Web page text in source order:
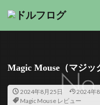
Magic Mouse（マジ
2024年8月25日 2024年
Magic Mouse レビュー